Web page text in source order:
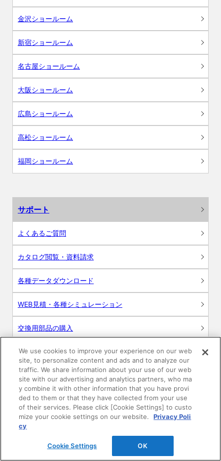
金沢ショールーム
新宿ショールーム
名古屋ショールーム
大阪ショールーム
広島ショールーム
高松ショールーム
福岡ショールーム
サポート
よくあるご質問
カタログ閲覧・資料請求
各種データダウンロード
WEB見積・各種シミュレーション
交換用部品の購入
修理・点検
お問い合わせ
ログイン
建築・設計関係者様向けサイト
ユーザー登録サービス
We use cookies to improve your experience on our web
site, to personalize content and ads and to analyze our
traffic. We share information about your use of our web
site with our advertising and analytics partners, who ma
y combine it with other information that you have provi
ded to them or that they have collected from your use
of their services. Please click [Cookie Settings] to custo
mize your cookie settings on our website.
Privacy Poli
cy
Cookie Settings OK